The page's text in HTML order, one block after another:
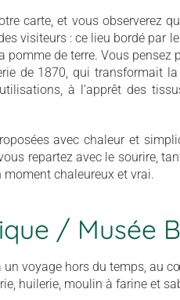
carte, et vous observerez
visiteurs : ce lieu bordé par
de terre. Vous
de 1870, qui transformait
à l’apprêt des
avec chaleur et
repartez avec le sourire,
chaleureux et vrai.
/ Musée
un voyage hors du temps, au
huilerie, moulin à farine et